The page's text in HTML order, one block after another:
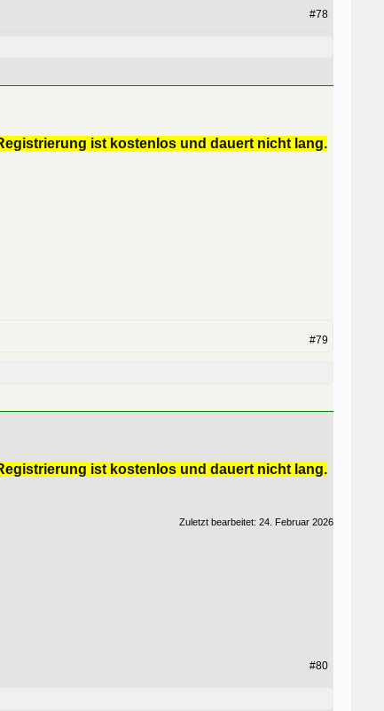
#78
ist kostenlos und dauert nicht lang.
#79
ist kostenlos und dauert nicht lang.
Zuletzt bearbeitet: 24. Februar 2026
#80